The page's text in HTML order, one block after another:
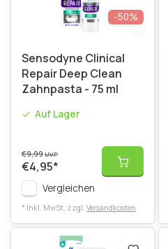
-50%
Sensodyne Clinical
Repair Deep Clean
Zahnpasta - 75 ml
Auf Lager
€9,99UVP
€4,95*
Vergleichen
* Inkl. MwSt. zzgl. Versandkosten